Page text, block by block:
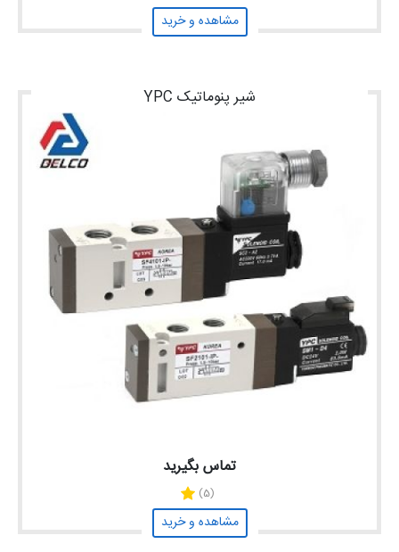
مشاهده و خرید
شیر پنوماتیک YPC
تماس بگیرید
(5)
مشاهده و خرید